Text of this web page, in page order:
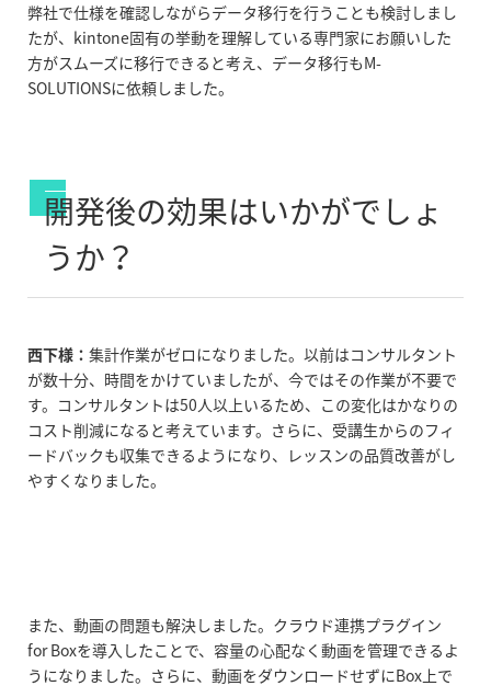
弊社で仕様を確認しながらデータ移行を行うことも検討しまし
たが、kintone固有の挙動を理解している専門家にお願いした
方がスムーズに移行できると考え、データ移行もM-
SOLUTIONSに依頼しました。
開発後の効果はいかがでしょ
うか？
西下様： 集計作業がゼロになりました。以前はコンサルタント
が数十分、時間をかけていましたが、今ではその作業が不要で
す。コンサルタントは50人以上いるため、この変化はかなりの
コスト削減になると考えています。さらに、受講生からのフィ
ードバックも収集できるようになり、レッスンの品質改善がし
やすくなりました。
また、動画の問題も解決しました。クラウド連携プラグイン
for Boxを導入したことで、容量の心配なく動画を管理できるよ
うになりました。さらに、動画をダウンロードせずにBox上で